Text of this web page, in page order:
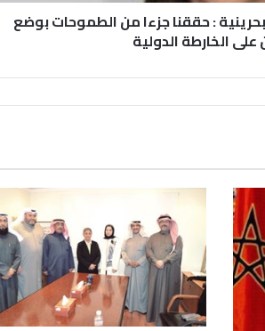
: حققنا جزءا من الطموحات بوضع
على الخارطة الدولية